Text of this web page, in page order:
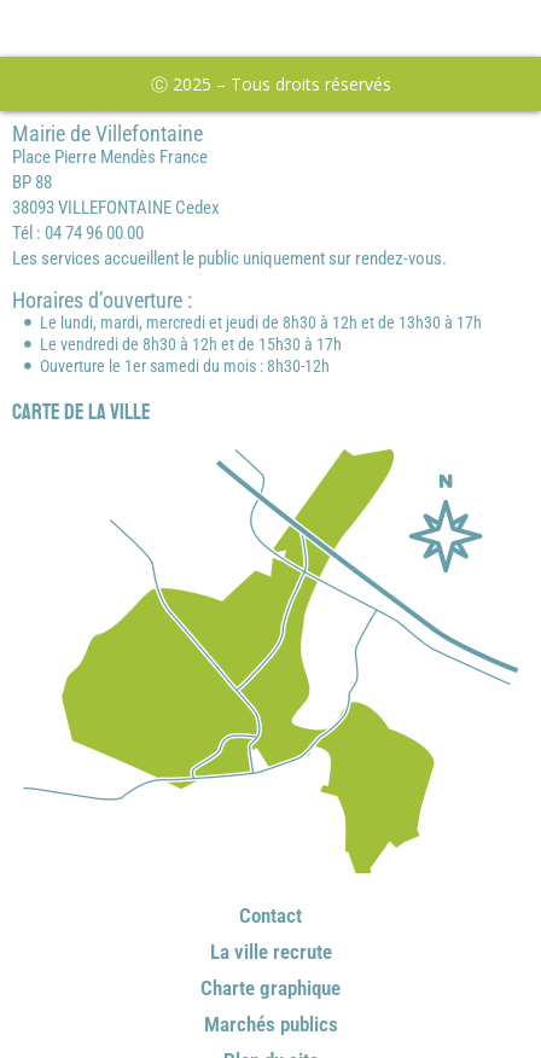
Ⓒ 2025 – Tous droits réservés
Mairie de Villefontaine
Place Pierre Mendès France
BP 88
38093 VILLEFONTAINE Cedex
Tél : 04 74 96 00 00
Les services accueillent le public uniquement sur rendez-vous.
Horaires d’ouverture :
Le lundi, mardi, mercredi et jeudi de 8h30 à 12h et de 13h30 à 17h
Le vendredi de 8h30 à 12h et de 15h30 à 17h
Ouverture le 1er samedi du mois : 8h30-12h
Carte de la ville
Contact
La ville recrute
Charte graphique
Marchés publics